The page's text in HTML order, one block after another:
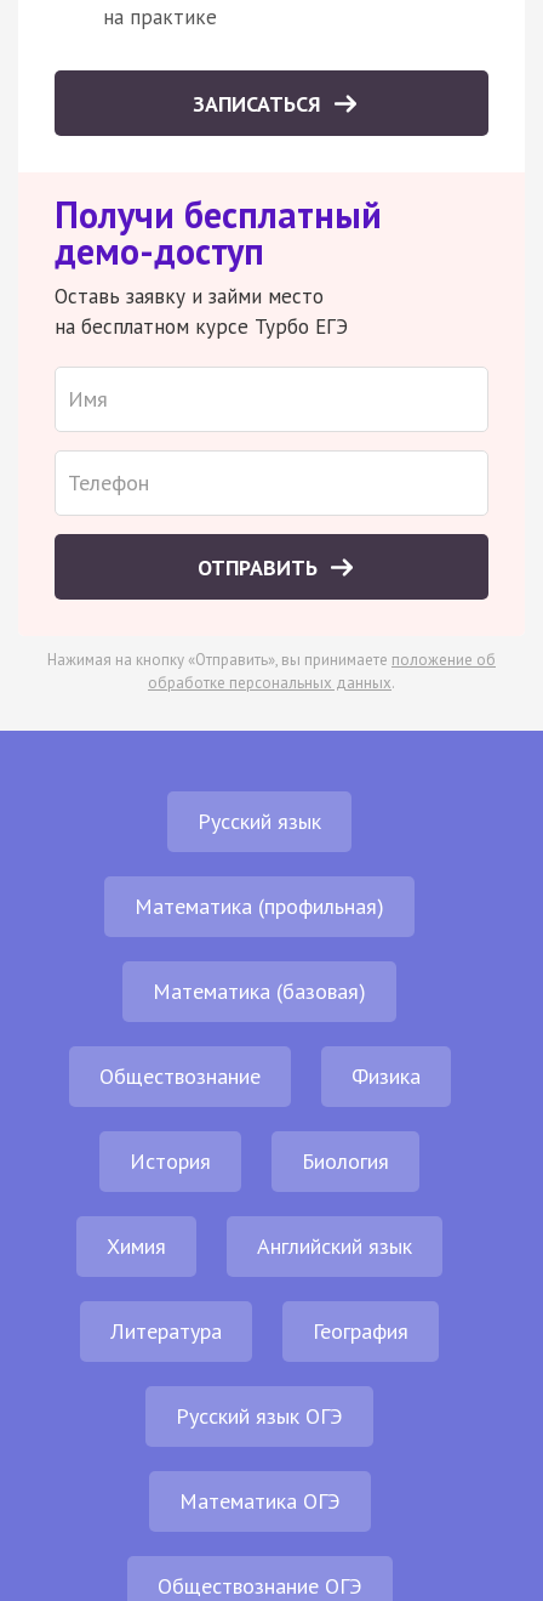
на практике
ЗАПИСАТЬСЯ
Получи бесплатный
демо-доступ
Оставь заявку и займи место
на бесплатном курсе Турбо ЕГЭ
ОТПРАВИТЬ
Нажимая на кнопку «Отправить», вы принимаете положение об
обработке персональных данных.
Русский язык
Математика (профильная)
Математика (базовая)
Обществознание Физика
История Биология
Химия Английский язык
Литература География
Русский язык ОГЭ
Математика ОГЭ
Обществознание ОГЭ